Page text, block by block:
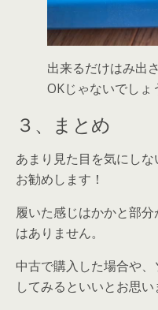
出来るだけはみ出
OKじゃないでしょ
３、まとめ
あまり見た目を気にし
お勧めします！
履いた感じはかかと部
はありません。
中古で購入した場合や
してみるといいとお思い